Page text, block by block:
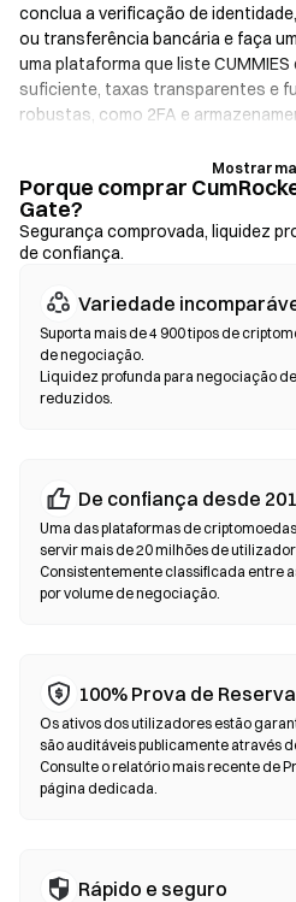
conclua a verificação de
ou transferência bancária e faça
uma plataforma que liste
suficiente, taxas transparentes e
robustas, como 2FA e
Carteiras de criptomoedas
Para utilizadores que dão
carteiras não custodiais
chaves privadas e trocar tokens
entrada fiduciária, permitindo-lhe
de crédito sem passar primeiro por
uma cópia de segurança da sua
os endereços dos contratos antes
Negoceie diretamente entre pares,
utilizam contratos inteligentes
blockchain — não é necessário
identidade. Ligue uma wallet
tokens, defina a tolerância de
profundidade de liquidez. A maioria
em blockchains compatíveis com
Chain e Polygon.
Porque comprar
Gate?
Segurança comprovada, liquidez
de confiança.
Variedade
Suporta mais de 4 900 tipos de
de negociação.
Liquidez profunda para negociação
reduzidos.
De confiança desde
Uma das plataformas de
servir mais de 20 milhões de
Consistentemente classificada entre
por volume de negociação.
100% Prova de
Os ativos dos utilizadores estão
são auditáveis publicamente através
Consulte o relatório mais recente de
página dedicada.
Rápido e seguro